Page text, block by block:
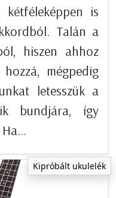
is
Talán a
hiszen ahhoz
mégpedig
letesszük a
bundjára, így
Kipróbált ukulelék